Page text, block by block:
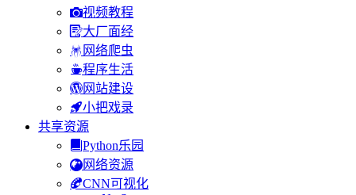
视频教程
大厂面经
网络爬虫
程序生活
网站建设
小把戏录
共享资源
Python乐园
网络资源
CNN可视化